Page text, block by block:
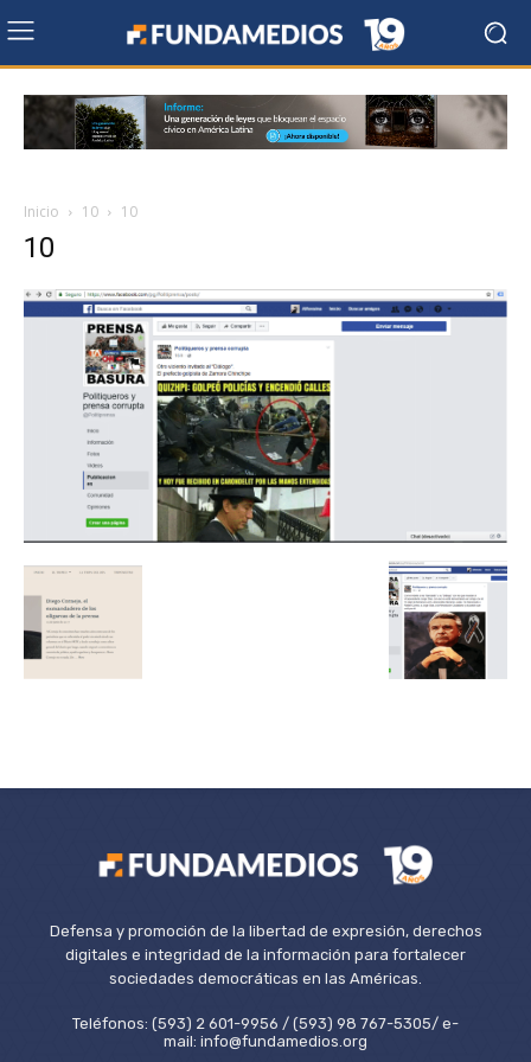
Inicio 10 10
10
Defensa y promoción de la libertad de expresión, derechos
digitales e integridad de la información para fortalecer
sociedades democráticas en las Américas.
Teléfonos: (593) 2 601-9956 / (593) 98 767-5305/ e-
mail: info@fundamedios.org